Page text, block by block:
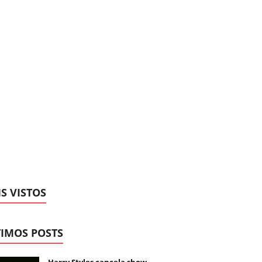
VISTOS
POSTS